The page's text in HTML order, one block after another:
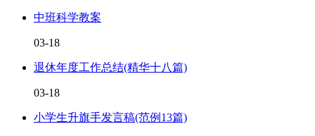
中班科学教案
03-18
退休年度工作总结(精华十八篇)
03-18
小学生升旗手发言稿(范例13篇)